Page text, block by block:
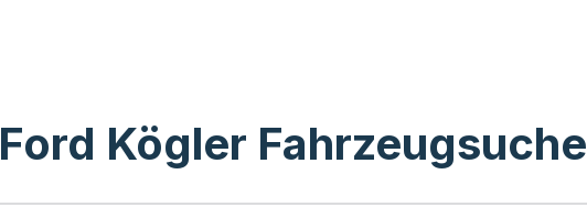
Ford Kögler Fahrzeugsuche